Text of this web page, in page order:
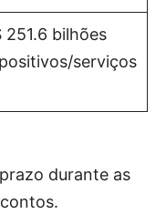
251.6 bilhões
serviços
durante as